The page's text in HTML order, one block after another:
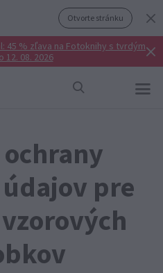
Otvorte stránku
45 % zľava na Fotoknihy s tvrdým
12. 08. 2026
pre